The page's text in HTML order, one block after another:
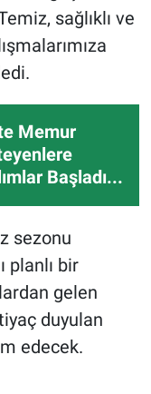
sağlıklı ve
Memur
Başladı...
sezonu
planlı bir
gelen
duyulan
edecek.